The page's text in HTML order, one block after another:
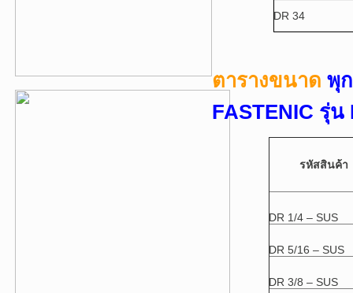
DR 34
ตารางขนาด พุ
FASTENIC รุ่น
รหัสสินค้า
DR 1/4 – SUS
DR 5/16 – SUS
DR 3/8 – SUS